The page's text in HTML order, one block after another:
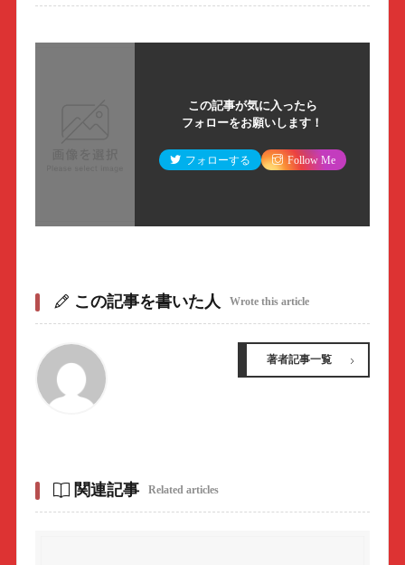
この記事が気に入ったら
フォローをお願いします！
フォローする Follow Me
この記事を書いた人 Wrote this article
著者記事一覧
関連記事 Related articles